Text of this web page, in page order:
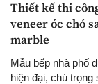
Thiết kế thi
veneer óc chó
marble
Mẫu bếp nhà phố
hiện đại, chú